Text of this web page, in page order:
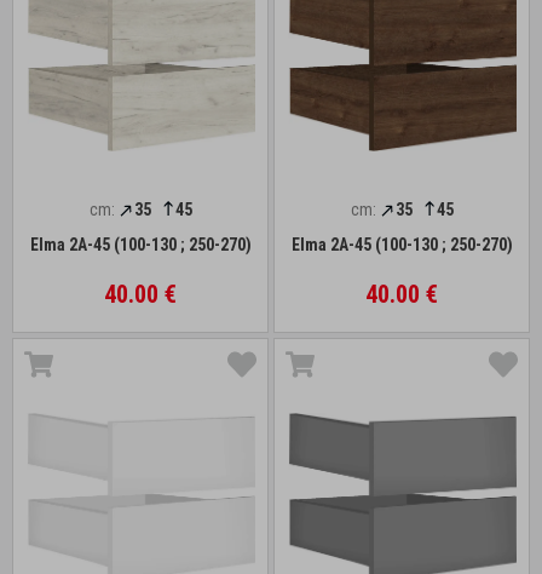
cm: 35
45
Elma 2A-45 (100-130 ; 250-270)
40.00 €
cm: 35
45
Elma 2A-45 (100-130 ; 250-270)
40.00 €